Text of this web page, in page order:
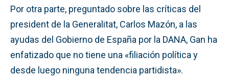
Por otra parte, preguntado sobre las críticas del
president de la Generalitat, Carlos Mazón, a las
ayudas del Gobierno de España por la DANA, Gan ha
enfatizado que no tiene una «filiación política y
desde luego ninguna tendencia partidista».